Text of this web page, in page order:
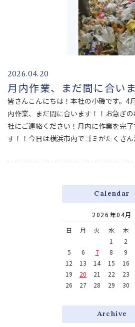
2026.04.20
月内作業、まだ間に合い
皆さんこんにちは！本社の小磯です。4
内作業、まだ間に合います！！お急ぎ
社にご連絡ください！月内に作業を完
す！！今日は横浜市内でゴミがたくさん
Calendar
2026年04月
日
月 火 水 木
1
2
5
6 7 8 9
12
13 14 15 16
19
20 21 22 23
26
27 28 29 30
Archive